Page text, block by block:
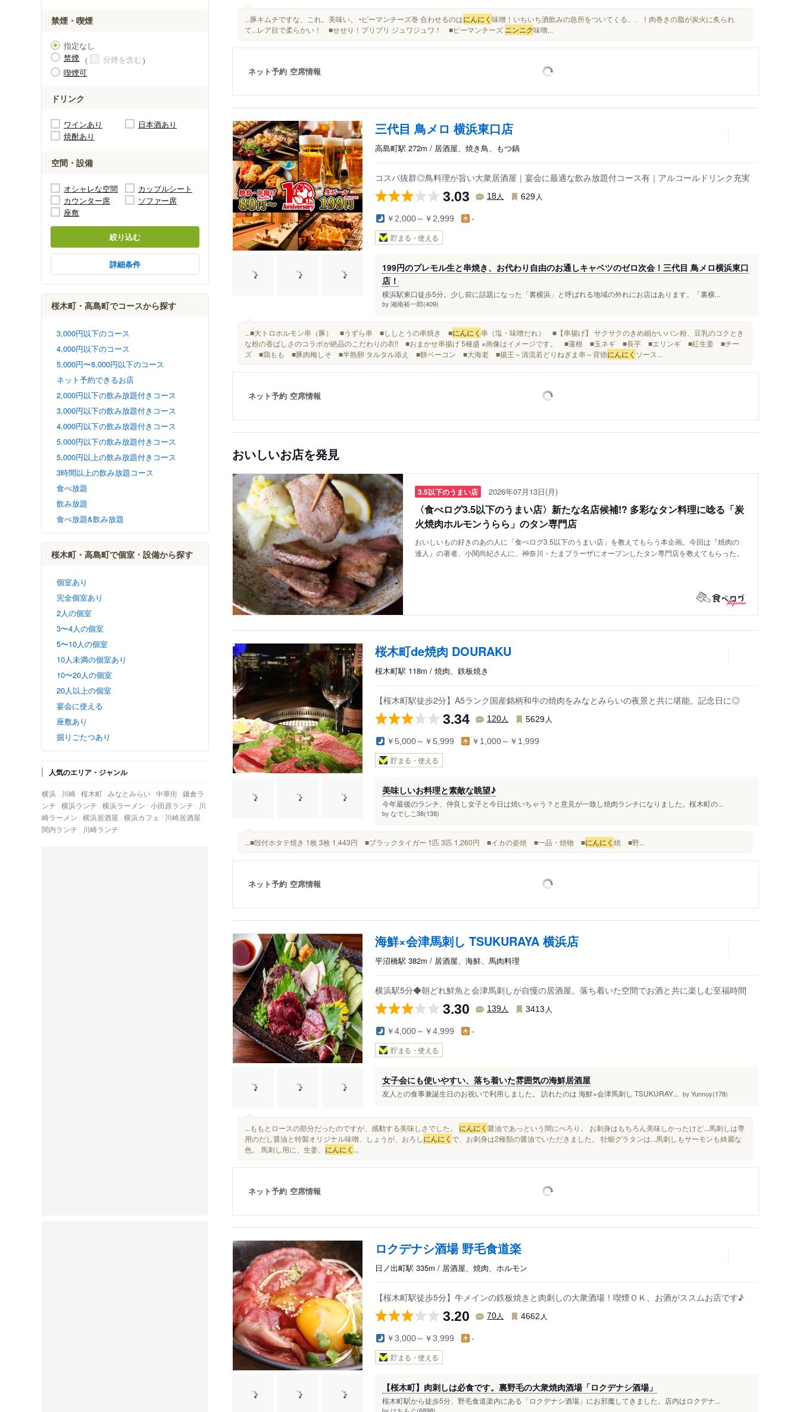
禁煙・喫煙
指定なし
禁煙
分煙を含む
喫煙可
ドリンク
ワインあり
日本酒あり
焼酎あり
空間・設備
オシャレな空間
カップルシート
カウンター席
ソファー席
座敷
絞り込む
詳細条件
桜木町・高島町でコースから探す
3,000円以下のコース
4,000円以下のコース
5,000円〜8,000円以下のコース
ネット予約できるお店
2,000円以下の飲み放題付きコース
3,000円以下の飲み放題付きコース
4,000円以下の飲み放題付きコース
5,000円以下の飲み放題付きコース
5,000円以上の飲み放題付きコース
3時間以上の飲み放題コース
食べ放題
飲み放題
食べ放題&飲み放題
桜木町・高島町で個室・設備から探す
個室あり
完全個室あり
2人の個室
3〜4人の個室
5〜10人の個室
10人未満の個室あり
10〜20人の個室
20人以上の個室
宴会に使える
座敷あり
掘りごたつあり
人気のエリア・ジャンル
横浜 川崎 桜木町 みなとみらい 中華街 鎌倉ラ
ンチ 横浜ランチ 横浜ラーメン 小田原ランチ
川
崎ラーメン 横浜居酒屋 横浜カフェ
川崎居酒屋
関内ランチ
川崎ランチ
...豚キムチですな、これ。美味い。 •ピーマンチーズ巻 合わせるのはにんにく 味噌！いちいち酒飲みの急所をついてくる、、！肉巻きの脂が炭火に炙られ
て...レア目で柔らかい！ ■せせり！プリプリ ジュワジュワ！ ■ピーマンチーズ ニンニク味噌...
ネット予約 空席情報
三代目 鳥メロ 横浜東口店
高島町駅 272m / 居酒屋、焼き鳥、もつ鍋
コスパ抜群◎鳥料理が旨い大衆居酒屋｜宴会に最適な飲み放題付コース有｜アルコールドリンク充実
3.03 18人 629 人
￥2,000～￥2,999 -
貯まる・使える
199円のプレモル生と串焼き、お代わり自由のお通しキャベツのゼロ次会！三代目 鳥メロ横浜東口
店！
横浜駅東口徒歩5分。少し前に話題になった「裏横浜」と呼ばれる地域の外れにお店はあります。「裏横...
by 湘南裕一郎(409)
...■大トロホルモン串（豚） ■うずら串 ■ししとうの串焼き ■にんにく 串（塩・味噌だれ） ■【串揚げ】 サクサクのきめ細かいパン粉、豆乳のコクとき
な粉の香ばしさのコラボが絶品のこだわりの衣!! ■おまかせ串揚げ 5種盛 ※画像はイメージです。 ■蓮根 ■玉ネギ ■長芋 ■エリンギ ■紅生姜 ■チー
ズ ■鶏もも ■豚肉梅しそ ■半熟卵 タルタル添え ■餅ベーコン ■大海老 ■揚王～清流若どりねぎま串～背徳にんにく ソース...
ネット予約 空席情報
おいしいお店を発見
3.5以下のうまい店 2026年07月13日(月)
〈食べログ3.5以下のうまい店〉新たな名店候補!? 多彩なタン料理に唸る「炭
火焼肉ホルモンうらら」のタン専門店
おいしいもの好きのあの人に「食べログ3.5以下のうまい店」を教えてもらう本企画。今回は『焼肉の
達人』の著者、小関尚紀さんに、神奈川・たまプラーザにオープンしたタン専門店を教えてもらった。
桜木町de焼肉 DOURAKU
桜木町駅 118m / 焼肉、鉄板焼き
【桜木町駅徒歩2分】A5ランク国産銘柄和牛の焼肉をみなとみらいの夜景と共に堪能。記念日に◎
3.34 120人 5629 人
￥5,000～￥5,999 ￥1,000～￥1,999
貯まる・使える
美味しいお料理と素敵な眺望♪
今年最後のランチ、仲良し女子と今日は焼いちゃう？と意見が一致し焼肉ランチになりました。桜木町の...
by なでしこ38(138)
...■殻付ホタテ焼き 1枚 3枚 1,443円 ■ブラックタイガー 1匹 3匹 1,260円 ■イカの姿焼 ■一品・焼物 ■にんにく 焼 ■野...
ネット予約 空席情報
海鮮×会津馬刺し TSUKURAYA 横浜店
平沼橋駅 382m / 居酒屋、海鮮、馬肉料理
横浜駅5分◆朝どれ鮮魚と会津馬刺しが自慢の居酒屋。落ち着いた空間でお酒と共に楽しむ至福時間
3.30 139人 3413 人
￥4,000～￥4,999 -
貯まる・使える
女子会にも使いやすい、落ち着いた雰囲気の海鮮居酒屋
友人との食事兼誕生日のお祝いで利用しました。 訪れたのは 海鮮×会津馬刺し TSUKURAY... by Yunnuy(178)
...ももとロースの部分だったのですが、感動する美味しさでした。 にんにく 醤油であっという間にぺろり。 お刺身はもちろん美味しかったけど...馬刺しは専
用のだし醤油と特製オリジナル味噌、しょうが、おろしにんにく で、お刺身は2種類の醤油でいただきました。 牡蛎グラタンは...馬刺しもサーモンも綺麗な
色。 馬刺し用に、生姜、 にんにく ...
ネット予約 空席情報
ロクデナシ酒場 野毛食道楽
日ノ出町駅 335m / 居酒屋、焼肉、ホルモン
【桜木町駅徒歩5分】牛メインの鉄板焼きと肉刺しの大衆酒場！喫煙ＯＫ、お酒がススムお店です♪
3.20 70人 4662 人
￥3,000～￥3,999 -
貯まる・使える
【桜木町】肉刺しは必食です。裏野毛の大衆焼肉酒場「ロクデナシ酒場」
桜木町駅から徒歩5分、野毛食道楽内にある「ロクデナシ酒場」にお邪魔してきました。店内はロクデナ...
はちもぐ(6898)